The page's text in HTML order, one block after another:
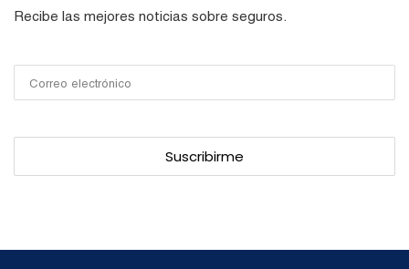
Recibe las mejores noticias sobre seguros.